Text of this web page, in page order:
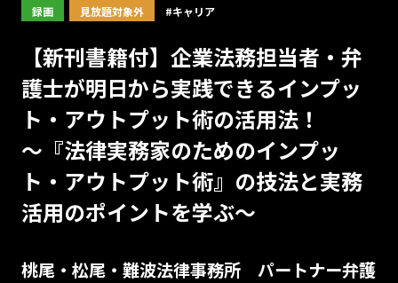
録画 見放題対象外 #キャリア
【新刊書籍付】企業法務担当者・弁
護士が明日から実践できるインプッ
ト・アウトプット術の活用法！
～『法律実務家のためのインプッ
ト・アウトプット術』の技法と実務
活用のポイントを学ぶ～
桃尾・松尾・難波法律事務所 パートナー弁護